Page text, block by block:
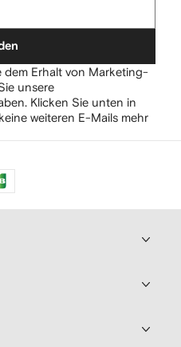
dem Erhalt von Marketing-
unsere
Klicken Sie unten in
weiteren E-Mails mehr